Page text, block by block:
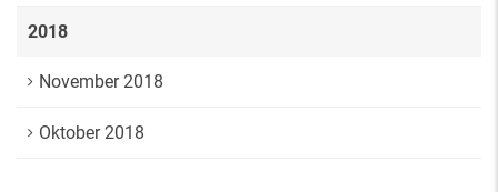
2018
November 2018
Oktober 2018